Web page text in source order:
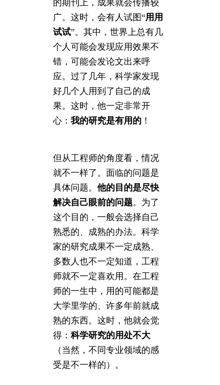
的期刊上，成果就会传播较
广。这时，会有人试图“用用
试试”。其中，世界上总有几
个人可能会发现应用效果不
错，可能会发论文出来呼
应。过了几年，科学家发现
好几个人用到了自己的成
果。这时，他一定非常开
心： 我的研究是有用的 ！
但从工程师的角度看，情况
就不一样了。面临的问题是
具体问题。 他的目的是尽快
解决自己眼前的问题。为了
这个目的，一般会选择自己
熟悉的、成熟的办法。科学
家的研究成果不一定成熟、
多数人也不一定知道，工程
师就不一定喜欢用。在工程
师的一生中，用的可能都是
大学里学的、许多年前就成
熟的东西。这时，他就会觉
得： 科学研究的用处不大
（当然，不同专业领域的感
受是不一样的）。